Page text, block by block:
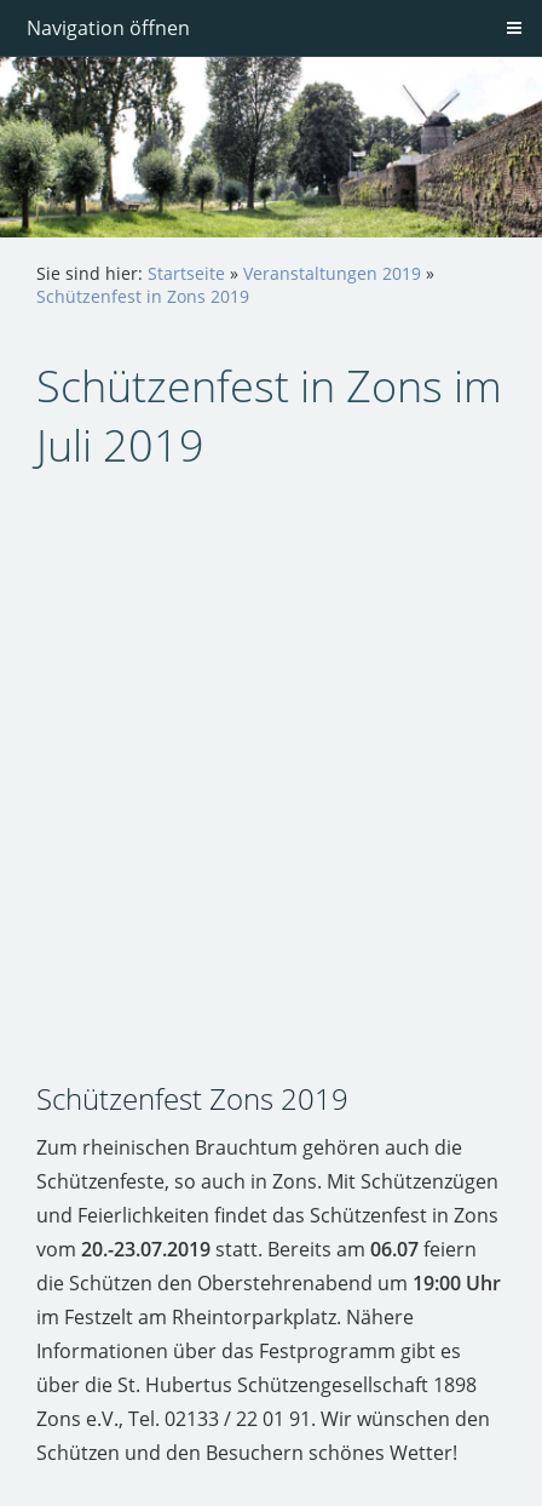
Navigation öffnen
Sie sind hier: Startseite » Veranstaltungen 2019 »
Schützenfest in Zons 2019
Schützenfest in Zons im
Juli 2019
Schützenfest Zons 2019
Zum rheinischen Brauchtum gehören auch die
Schützenfeste, so auch in Zons. Mit Schützenzügen
und Feierlichkeiten findet das Schützenfest in Zons
vom 20.-23.07.2019statt. Bereits am 06.07feiern
die Schützen den Oberstehrenabend um 19:00 Uhr
im Festzelt am Rheintorparkplatz. Nähere
Informationen über das Festprogramm gibt es
über die St. Hubertus Schützengesellschaft 1898
Zons e.V., Tel. 02133 / 22 01 91. Wir wünschen den
Schützen und den Besuchern schönes Wetter!